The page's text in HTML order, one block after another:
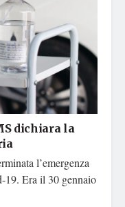
dichiara la
l’emergenza
19. Era il 30 gennaio